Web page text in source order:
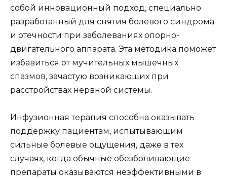
собой инновационный подход, специально
разработанный для снятия болевого синдрома
и отечности при заболеваниях опорно-
двигательного аппарата. Эта методика поможет
избавиться от мучительных мышечных
спазмов, зачастую возникающих при
расстройствах нервной системы.
Инфузионная терапия способна оказывать
поддержку пациентам, испытывающим
сильные болевые ощущения, даже в тех
случаях, когда обычные обезболивающие
препараты оказываются неэффективными в